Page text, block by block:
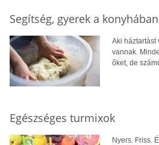
Segítség, gyerek a
Aki háztartást
vannak.
őket, de
Egészséges turmixok
Nyers. Friss.